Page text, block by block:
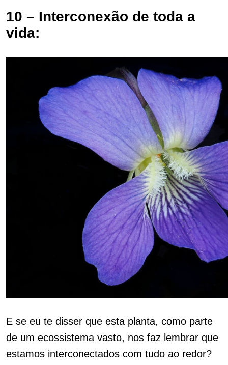
10 – Interconexão de toda a
vida:
E se eu te disser que esta planta, como parte
de um ecossistema vasto, nos faz lembrar que
estamos interconectados com tudo ao redor?